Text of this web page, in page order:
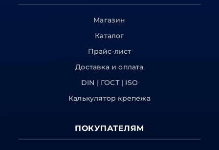
Магазин
Каталог
Прайс-лист
Доставка и оплата
DIN | ГОСТ | ISO
Калькулятор крепежа
ПОКУПАТЕЛЯМ